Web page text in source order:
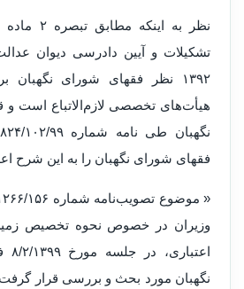
تشکیلات و آیین دادرسی دیوان
۱۳۹۲ نظر فقهای شورای
هیأت‌های تخصصی لازم‌الاتباع است و
فقهای شورای نگهبان را به این شرح
وزیران در خصوص نحوه تخصیص
نگهبان مورد بحث و بررسی قرار